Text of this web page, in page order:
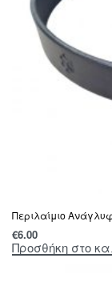
Περιλαίμιο
€6.00
Προσθήκη στο